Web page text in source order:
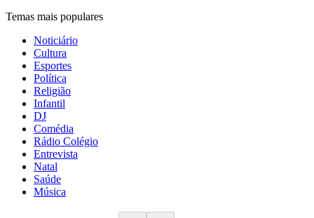
Temas mais populares
Noticiário
Cultura
Esportes
Política
Religião
Infantil
DJ
Comédia
Rádio Colégio
Entrevista
Natal
Saúde
Música